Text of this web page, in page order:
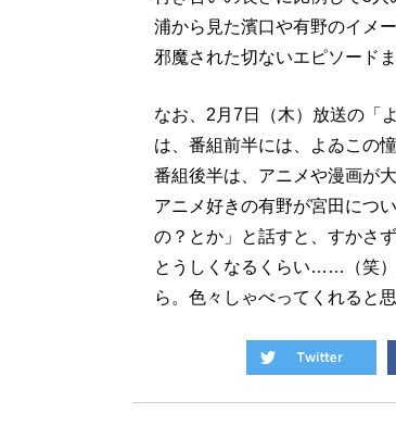
浦から見た濱口や有野のイメ
邪魔された切ないエピソード
なお、2月7日（木）放送の「
は、番組前半には、よゐこの
番組後半は、アニメや漫画が
アニメ好きの有野が宮田につ
の？とか」と話すと、すかさ
とうしくなるくらい……（笑
ら。色々しゃべってくれると